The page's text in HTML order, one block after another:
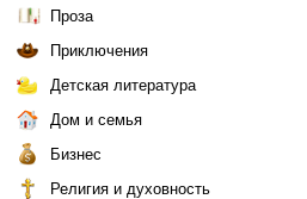
Проза
Приключения
Детская литература
Дом и семья
Бизнес
Религия и духовность